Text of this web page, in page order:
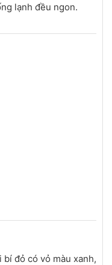
lạnh đều ngon.
đỏ có vỏ màu xanh,